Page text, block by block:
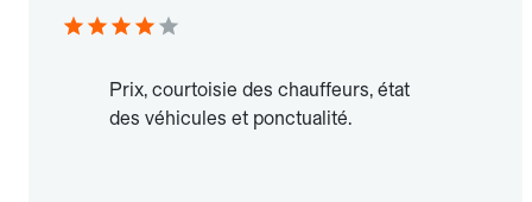
Prix, courtoisie des chauffeurs, état
des véhicules et ponctualité.